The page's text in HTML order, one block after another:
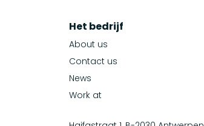
Het bedrijf
About us
Contact us
News
Work at